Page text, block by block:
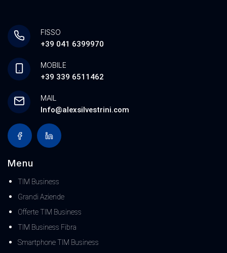
FISSO
+39 041 6399970
MOBILE
+39 339 6511462
MAIL
Info@alexsilvestrini.com
Menu
TIM Business
Grandi Aziende
Offerte TIM Business
TIM Business Fibra
Smartphone TIM Business